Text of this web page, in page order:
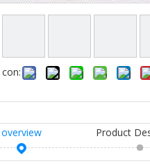
overview Product